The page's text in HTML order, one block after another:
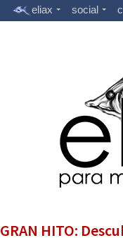
eliax social
GRAN HITO: